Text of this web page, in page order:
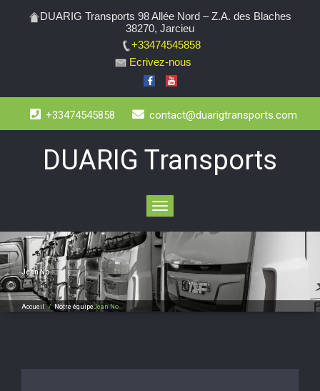
DUARIG Transports 98 Allée Nord – Z.A. des Blaches
38270, Jarcieu
+33474545858
Ecrivez-nous
+33474545858 contact@duarigtransports.com
DUARIG Transports
Toggle
navigation
Jean No
Accueil / Notre équipeJean No